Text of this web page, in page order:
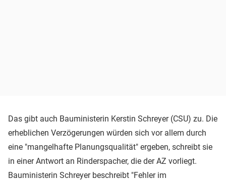
Das gibt auch Bauministerin Kerstin Schreyer (CSU) zu. Die
erheblichen Verzögerungen würden sich vor allem durch
eine "mangelhafte Planungsqualität" ergeben, schreibt sie
in einer Antwort an Rinderspacher, die der AZ vorliegt.
Bauministerin Schreyer beschreibt "Fehler im